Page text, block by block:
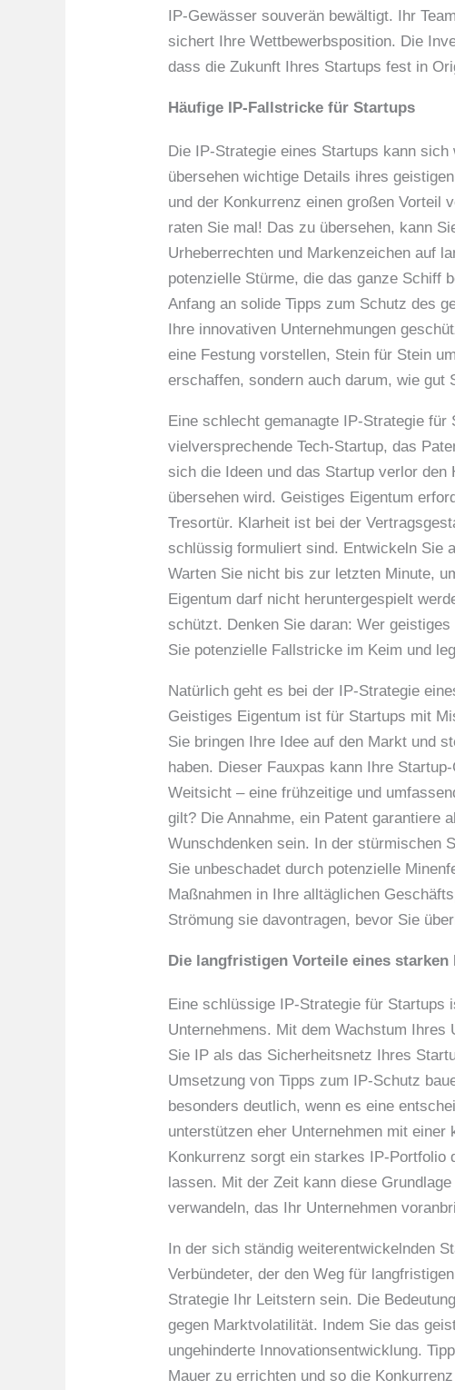
IP-Gewässer souverän bewältigt. Ihr
sichert Ihre Wettbewerbsposition. Die
dass die Zukunft Ihres Startups fest in
Häufige IP-Fallstricke für Startups
Die IP-Strategie eines Startups kann
übersehen wichtige Details ihres
und der Konkurrenz einen großen Vorteil
raten Sie mal! Das zu übersehen, kann
Urheberrechten und Markenzeichen auf
potenzielle Stürme, die das ganze Schiff
Anfang an solide Tipps zum Schutz des
Ihre innovativen Unternehmungen
eine Festung vorstellen, Stein für Stein
erschaffen, sondern auch darum, wie gut
Eine schlecht gemanagte IP-Strategie
vielversprechende Tech-Startup, das
sich die Ideen und das Startup verlor
übersehen wird. Geistiges Eigentum
Tresortür. Klarheit ist bei der
schlüssig formuliert sind. Entwickeln Sie
Warten Sie nicht bis zur letzten Minute,
Eigentum darf nicht heruntergespielt
schützt. Denken Sie daran: Wer
Sie potenzielle Fallstricke im Keim und
Natürlich geht es bei der IP-Strategie
Geistiges Eigentum ist für Startups mit
Sie bringen Ihre Idee auf den Markt und
haben. Dieser Fauxpas kann Ihre
Weitsicht – eine frühzeitige und
gilt? Die Annahme, ein Patent garantiere
Wunschdenken sein. In der stürmischen
Sie unbeschadet durch potenzielle
Maßnahmen in Ihre alltäglichen
Strömung sie davontragen, bevor Sie
Die langfristigen Vorteile eines
Eine schlüssige IP-Strategie für Startups
Unternehmens. Mit dem Wachstum
Sie IP als das Sicherheitsnetz Ihres
Umsetzung von Tipps zum IP-Schutz
besonders deutlich, wenn es eine
unterstützen eher Unternehmen mit
Konkurrenz sorgt ein starkes IP-Portfolio
lassen. Mit der Zeit kann diese
verwandeln, das Ihr Unternehmen
In der sich ständig weiterentwickelnden
Verbündeter, der den Weg für
Strategie Ihr Leitstern sein. Die
gegen Marktvolatilität. Indem Sie das
ungehinderte Innovationsentwicklung.
Mauer zu errichten und so die